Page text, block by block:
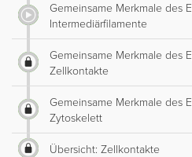
Gemeinsame Merkmale des
Intermediärfilamente
Gemeinsame Merkmale des
Zellkontakte
Gemeinsame Merkmale des
Zytoskelett
Übersicht: Zellkontakte